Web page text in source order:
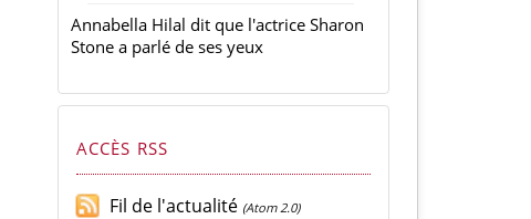
Annabella Hilal dit que l'actrice Sharon
Stone a parlé de ses yeux
ACCÈS RSS
Fil de l'actualité (Atom 2.0)